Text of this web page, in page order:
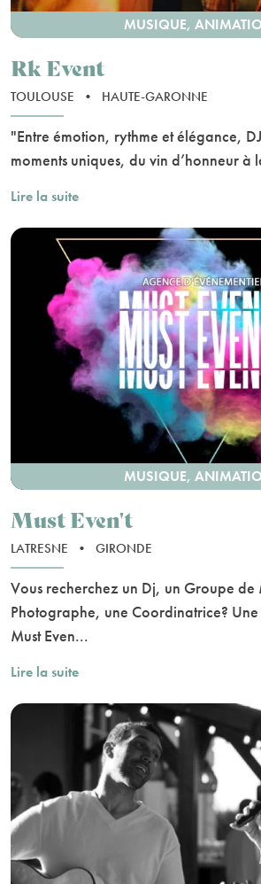
MUSIQUE,
Rk Event
TOULOUSE • HAUTE-GARONNE
"Entre émotion, rythme et élégance,
moments uniques, du vin d’honneur à
Lire la suite
MUSIQUE,
Must Even't
LATRESNE • GIRONDE
Vous recherchez un Dj, un Groupe de
Photographe, une Coordinatrice? Une
Must Even...
Lire la suite